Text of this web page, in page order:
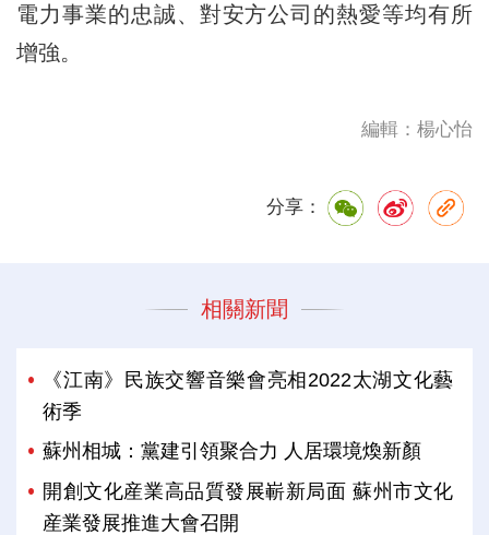
電力事業的忠誠、對安方公司的熱愛等均有所
增強。
編輯：楊心怡
分享：
相關新聞
《江南》民族交響音樂會亮相2022太湖文化藝
術季
蘇州相城：黨建引領聚合力 人居環境煥新顏
開創文化産業高品質發展嶄新局面 蘇州市文化
産業發展推進大會召開